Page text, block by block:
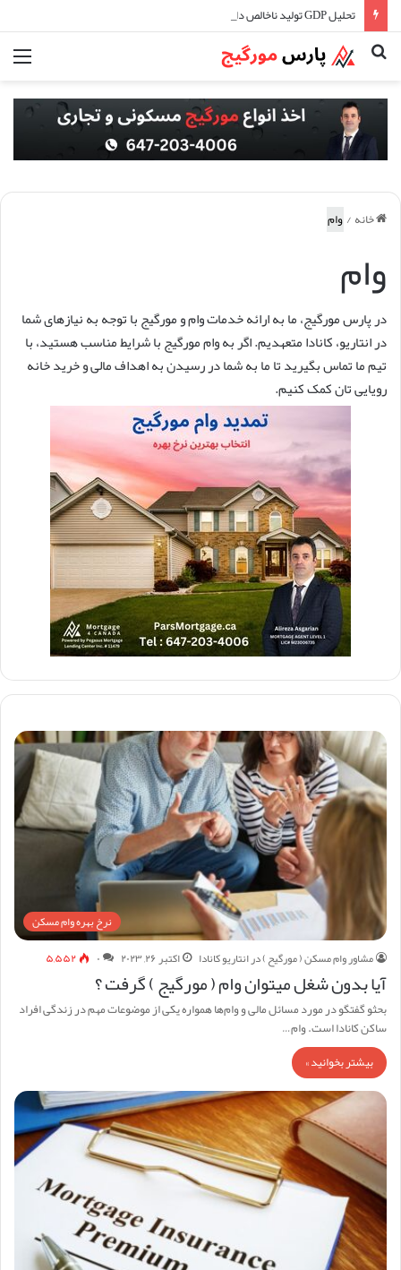
تحلیل GDP تولید ناخالص داخلی و تاثیر آن در اقتصاد کانادا
جستجو
خانه/وام
وام
در پارس مورگیج، ما به ارائه خدمات وام و مورگیج با توجه به نیازهای شما
در انتاریو، کانادا متعهدیم. اگر به وام مورگیج با شرایط مناسب هستید، با
تیم ما تماس بگیرید تا ما به شما در رسیدن به اهداف مالی و خرید خانه
رویایی تان کمک کنیم.
نرخ بهره وام مسکن
مشاور وام مسکن ( مورگیح ) در انتاریو کانادا
اکتبر ۲۶, ۲۰۲۳ ۰ ۵,۵۵۲
آیا بدون شغل میتوان وام ( مورگیج ) گرفت ؟
بحثو گفتگو در مورد مسائل مالی و وام‌ها همواره یکی از موضوعات مهم در زندگی افراد
ساکن کانادا است. وام…
بیشتر بخوانید »